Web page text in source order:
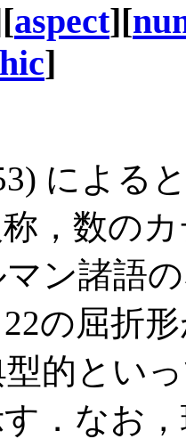
aspect][
]
による
，数の
ン諸語
の屈折
的とい
．なお